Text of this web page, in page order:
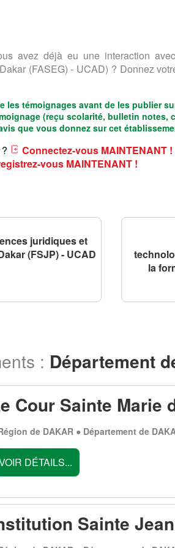
avez déjà eu une interaction
(FASEG) - UCAD) ? Donnez
les témoignages avant de les publier
(reçu scolarité, bulletin notes,
que vous donnez sur cet
Connectez-vous MAINTENANT !
vous MAINTENANT !
juridiques et
(FSJP) - UCAD
la
: Département
Cour Sainte Marie
de DAKAR ● Département de
DÉTAILS...
Sainte